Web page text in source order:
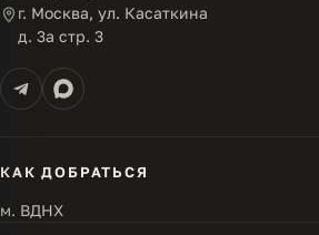
г. Москва, ул. Касаткина
д. 3а стр. 3
КАК ДОБРАТЬСЯ
м. ВДНХ